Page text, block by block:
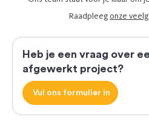
Raadpleegonze
Heb je een vraag over
afgewerkt project?
Vul ons formulier in